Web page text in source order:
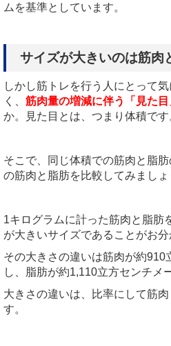
ムを基準としています。
サイズが大きいのは筋肉
しかし筋トレを行う人にとって
く、 筋肉量の増減に伴う「見た
か。見た目とは、つまり体積です
そこで、同じ体積での筋肉と脂
の筋肉と脂肪を比較してみましょ
1キログラムに計った筋肉と脂肪
が大きいサイズであることがお分
その大きさの違いは筋肉が約910
し、脂肪が約1,110立方センチメ
大きさの違いは、比率にして筋
す。